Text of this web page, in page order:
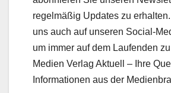
regelmäßig Updates zu
uns auch auf unseren Social-
um immer auf dem Laufenden
Medien Verlag Aktuell – Ihre
Informationen aus der